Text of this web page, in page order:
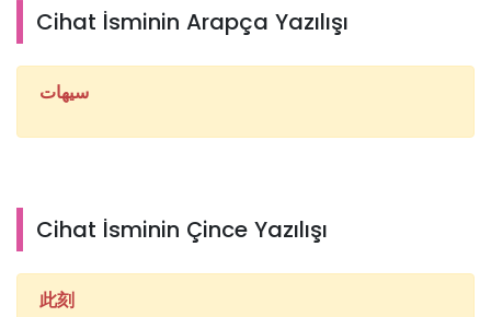
Cihat İsminin Arapça Yazılışı
سيهات
Cihat İsminin Çince Yazılışı
此刻